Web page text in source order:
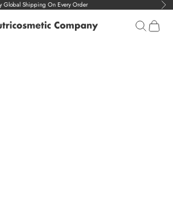
Global Shipping On Every Order
Company Cerca